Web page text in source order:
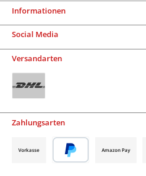
Informationen
Social Media
Versandarten
Zahlungsarten
Vorkasse Amazon Pay